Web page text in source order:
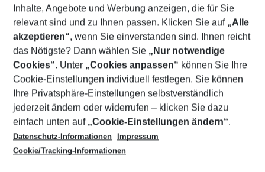
Footer
Footer navigation
Über uns
AGB
Cookie-Einstellungen ändern
Cookie-Richtlinie
Datenschutz
Service & Hilfe
Barrierefreies Reisen
Check-in
Folgen Sie uns
Inhalte, Angebote und Werbung anzeigen, die für Sie
relevant sind und zu Ihnen passen. Klicken Sie auf „Alle
akzeptieren“, wenn Sie einverstanden sind. Ihnen reicht
das Nötigste? Dann wählen Sie „Nur notwendige
Cookies“. Unter „Cookies anpassen“ können Sie Ihre
Cookie-Einstellungen individuell festlegen. Sie können
Ihre Privatsphäre-Einstellungen selbstverständlich
jederzeit ändern oder widerrufen – klicken Sie dazu
einfach unten auf „Cookie-Einstellungen ändern“.
Datenschutz-Informationen
Impressum
Cookie/Tracking-Informationen